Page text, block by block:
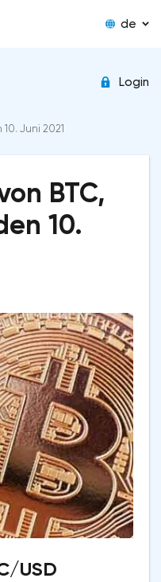
de
Login
10. Juni 2021
BTC,
10.
USD